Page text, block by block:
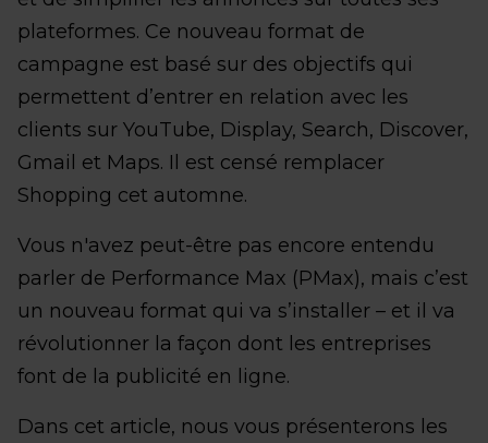
plateformes. Ce nouveau format de
campagne est basé sur des objectifs qui
permettent d’entrer en relation avec les
clients sur YouTube, Display, Search, Discover,
Gmail et Maps. Il est censé remplacer
Shopping cet automne.
Vous n'avez peut-être pas encore entendu
parler de Performance Max (PMax), mais c’est
un nouveau format qui va s’installer – et il va
révolutionner la façon dont les entreprises
font de la publicité en ligne.
Dans cet article, nous vous présenterons les